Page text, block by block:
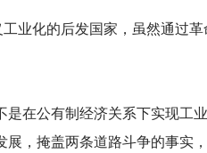
业化的后发国家，虽然通过
在公有制经济关系下实现工
，掩盖两条道路斗争的事实